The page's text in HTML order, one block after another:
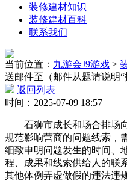
装修建材知识
装修建材百科
联系我们
当前位置： 九游会J9游戏 >
送邮件至（邮件从题请说明
返回列表
时间：2025-07-09 18:57
石狮市成长和场合排场向
规范影响营商的问题线索，
细致申明问题发生的时间、
程、成果和线索供给人的联
其他体例弄虚做假的违法违